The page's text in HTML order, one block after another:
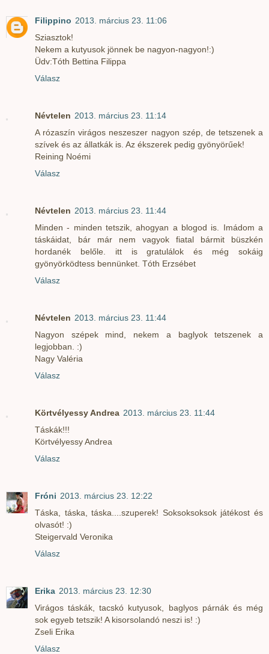
Filippino 2013. március 23. 11:06
Sziasztok!
Nekem a kutyusok jönnek be nagyon-nagyon!:)
Üdv:Tóth Bettina Filippa
Válasz
Névtelen 2013. március 23. 11:14
A rózaszín virágos neszeszer nagyon szép, de tetszenek a
szívek és az állatkák is. Az ékszerek pedig gyönyörűek!
Reining Noémi
Válasz
Névtelen 2013. március 23. 11:44
Minden - minden tetszik, ahogyan a blogod is. Imádom a
táskáidat, bár már nem vagyok fiatal bármit büszkén
hordanék belőle. itt is gratulálok és még sokáig
gyönyörködtess bennünket. Tóth Erzsébet
Válasz
Névtelen 2013. március 23. 11:44
Nagyon szépek mind, nekem a baglyok tetszenek a
legjobban. :)
Nagy Valéria
Válasz
Körtvélyessy Andrea 2013. március 23. 11:44
Táskák!!!
Körtvélyessy Andrea
Válasz
Fróni 2013. március 23. 12:22
Táska, táska, táska....szuperek! Soksoksoksok játékost és
olvasót! :)
Steigervald Veronika
Válasz
Erika 2013. március 23. 12:30
Virágos táskák, tacskó kutyusok, baglyos párnák és még
sok egyeb tetszik! A kisorsolandó neszi is! :)
Zseli Erika
Válasz